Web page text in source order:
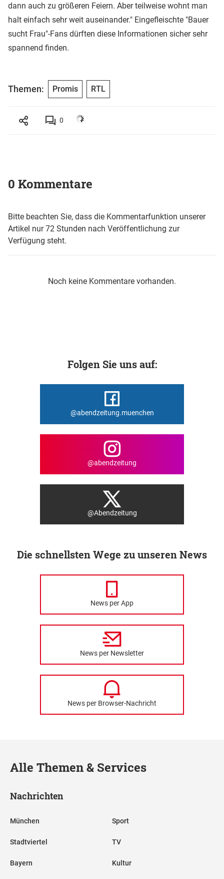
dann auch zu größeren Feiern. Aber teilweise wohnt man
halt einfach sehr weit auseinander." Eingefleischte "Bauer
sucht Frau"-Fans dürften diese Informationen sicher sehr
spannend finden.
Themen: Promis RTL
0
0 Kommentare
Bitte beachten Sie, dass die Kommentarfunktion unserer
Artikel nur 72 Stunden nach Veröffentlichung zur
Verfügung steht.
Noch keine Kommentare vorhanden.
Folgen Sie uns auf:
@abendzeitung.muenchen
@abendzeitung
@Abendzeitung
Die schnellsten Wege zu unseren News
News per App
News per Newsletter
News per Browser-Nachricht
Alle Themen & Services
Nachrichten
München
Stadtviertel
Bayern
Sport
TV
Kultur